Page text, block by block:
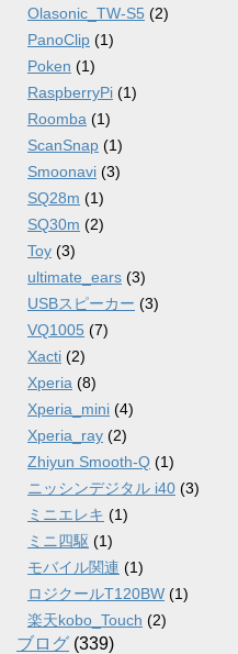
Olasonic_TW-S5 (2)
PanoClip (1)
Poken (1)
RaspberryPi (1)
Roomba (1)
ScanSnap (1)
Smoonavi (3)
SQ28m (1)
SQ30m (2)
Toy (3)
ultimate_ears (3)
USBスピーカー (3)
VQ1005 (7)
Xacti (2)
Xperia (8)
Xperia_mini (4)
Xperia_ray (2)
Zhiyun Smooth-Q (1)
ニッシンデジタル i40 (3)
ミニエレキ (1)
ミニ四駆 (1)
モバイル関連 (1)
ロジクールT120BW (1)
楽天kobo_Touch (2)
ブログ (339)